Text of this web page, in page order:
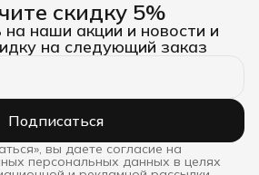
скидку 5%
наши акции и новости и
на следующий заказ
Подписаться
вы даете согласие на
персональных данных в целях